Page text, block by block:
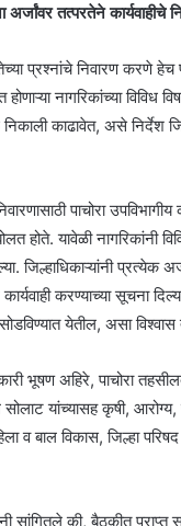
अर्जांवर तत्परतेने कार्यवाहीचे
प्रश्नांचे निवारण करणे
नागरिकांच्या विविध
निकाली काढावेत, असे निर्देश
पाचोरा
होते. यावेळी नागरिकांनी
जिल्हाधिकाऱ्यांनी प्रत्येक
करण्याच्या सूचना
येतील, असा विश्वास
भूषण अहिरे, पाचोरा
यांच्यासह कृषी, आरोग्य,
व बाल विकास, जिल्हा
सांगितले की, बैठकीत प्राप्त